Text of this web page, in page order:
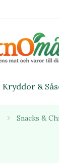
Kryddor &
Snacks &